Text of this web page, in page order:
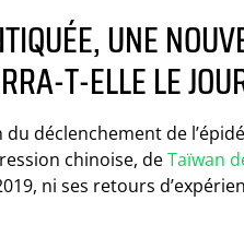
UNE
T-ELLE LE
du déclenchement de
chinoise, deTaïwan
ni ses retours